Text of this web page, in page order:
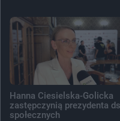
Hanna Ciesielska-Golicka
zastępczynią prezydenta
społecznych